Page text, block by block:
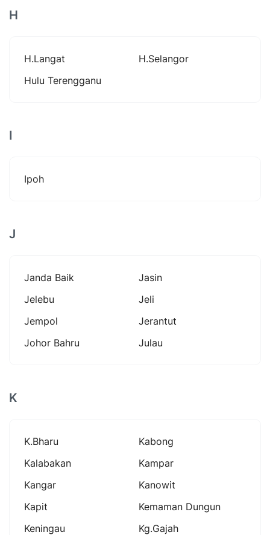
H
H.langat
H.selangor
Hulu Terengganu
I
Ipoh
J
Janda Baik
Jasin
Jelebu
Jeli
Jempol
Jerantut
Johor Bahru
Julau
K
K.bharu
Kabong
Kalabakan
Kampar
Kangar
Kanowit
Kapit
Kemaman Dungun
Keningau
Kg.gajah